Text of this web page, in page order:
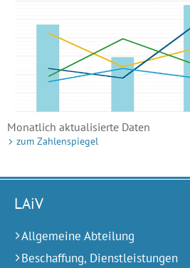
Monatlich aktualisierte Daten
zum Zahlenspiegel
LAiV
Allgemeine Abteilung
Beschaffung, Dienstleistungen